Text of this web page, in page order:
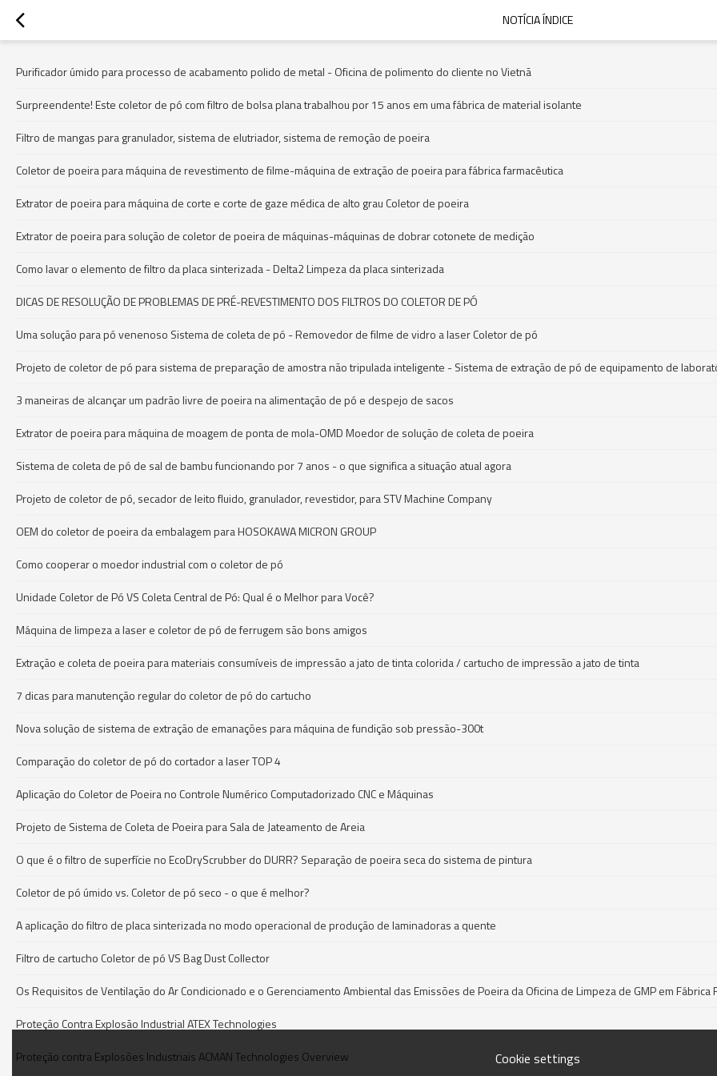
NOTÍCIA ÍNDICE
Purificador úmido para processo de acabamento polido de metal - Oficina de polimento do cliente no Vietnã
Surpreendente! Este coletor de pó com filtro de bolsa plana trabalhou por 15 anos em uma fábrica de material isolante
Filtro de mangas para granulador, sistema de elutriador, sistema de remoção de poeira
Coletor de poeira para máquina de revestimento de filme-máquina de extração de poeira para fábrica farmacêutica
Extrator de poeira para máquina de corte e corte de gaze médica de alto grau Coletor de poeira
Extrator de poeira para solução de coletor de poeira de máquinas-máquinas de dobrar cotonete de medição
Como lavar o elemento de filtro da placa sinterizada - Delta2 Limpeza da placa sinterizada
DICAS DE RESOLUÇÃO DE PROBLEMAS DE PRÉ-REVESTIMENTO DOS FILTROS DO COLETOR DE PÓ
Uma solução para pó venenoso Sistema de coleta de pó - Removedor de filme de vidro a laser Coletor de pó
Projeto de coletor de pó para sistema de preparação de amostra não tripulada inteligente - Sistema de extração de pó de equipamento de
3 maneiras de alcançar um padrão livre de poeira na alimentação de pó e despejo de sacos
Extrator de poeira para máquina de moagem de ponta de mola-OMD Moedor de solução de coleta de poeira
Sistema de coleta de pó de sal de bambu funcionando por 7 anos - o que significa a situação atual agora
Projeto de coletor de pó, secador de leito fluido, granulador, revestidor, para STV Machine Company
OEM do coletor de poeira da embalagem para HOSOKAWA MICRON GROUP
Como cooperar o moedor industrial com o coletor de pó
Unidade Coletor de Pó VS Coleta Central de Pó: Qual é o Melhor para Você?
Máquina de limpeza a laser e coletor de pó de ferrugem são bons amigos
Extração e coleta de poeira para materiais consumíveis de impressão a jato de tinta colorida / cartucho de impressão a jato de tinta
7 dicas para manutenção regular do coletor de pó do cartucho
Nova solução de sistema de extração de emanações para máquina de fundição sob pressão-300t
Comparação do coletor de pó do cortador a laser TOP 4
Aplicação do Coletor de Poeira no Controle Numérico Computadorizado CNC e Máquinas
Projeto de Sistema de Coleta de Poeira para Sala de Jateamento de Areia
O que é o filtro de superfície no EcoDryScrubber do DURR? Separação de poeira seca do sistema de pintura
Coletor de pó úmido vs. Coletor de pó seco - o que é melhor?
A aplicação do filtro de placa sinterizada no modo operacional de produção de laminadoras a quente
Filtro de cartucho Coletor de pó VS Bag Dust Collector
Os Requisitos de Ventilação do Ar Condicionado e o Gerenciamento Ambiental das Emissões de Poeira da Oficina de Limpeza de GMP em Fábrica
Proteção Contra Explosão Industrial ATEX Technologies
Proteção contra Explosões Industriais ACMAN Technologies Overview
Cookie settings